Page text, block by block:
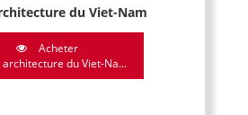
du Viet-Nam
Acheter
architecture du Viet-Na...